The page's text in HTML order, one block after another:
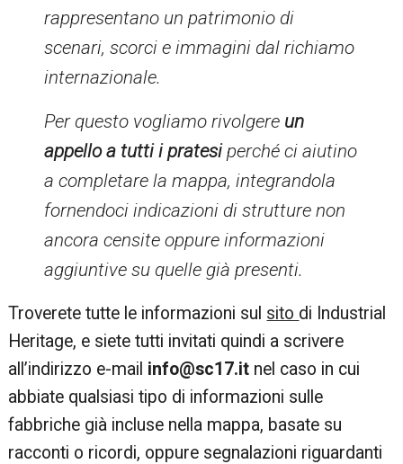
rappresentano un patrimonio di
scenari, scorci e immagini dal richiamo
internazionale.
Per questo vogliamo rivolgere un
appello a tutti i pratesiperché ci aiutino
a completare la mappa, integrandola
fornendoci indicazioni di strutture non
ancora censite oppure informazioni
aggiuntive su quelle già presenti.
Troverete tutte le informazioni sul sito di Industrial
Heritage, e siete tutti invitati quindi a scrivere
all’indirizzo e-mail info@sc17.it nel caso in cui
abbiate qualsiasi tipo di informazioni sulle
fabbriche già incluse nella mappa, basate su
racconti o ricordi, oppure segnalazioni riguardanti